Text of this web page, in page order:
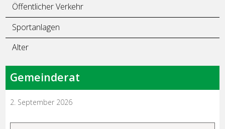
Öffentlicher Verkehr
Sportanlagen
Alter
Gemeinderat
2. September 2026